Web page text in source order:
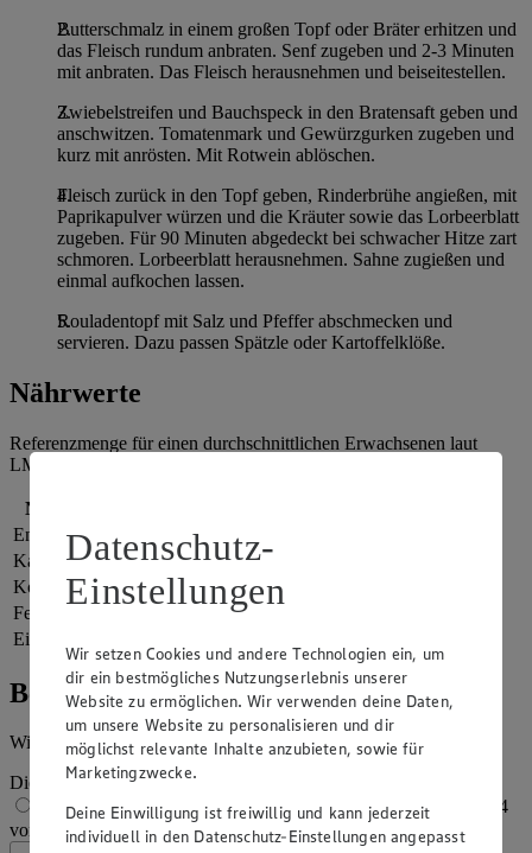
Butterschmalz in einem großen Topf oder Bräter erhitzen und
das Fleisch rundum anbraten. Senf zugeben und 2-3 Minuten
mit anbraten. Das Fleisch herausnehmen und beiseitestellen.
Zwiebelstreifen und Bauchspeck in den Bratensaft geben und
anschwitzen. Tomatenmark und Gewürzgurken zugeben und
kurz mit anrösten. Mit Rotwein ablöschen.
Fleisch zurück in den Topf geben, Rinderbrühe angießen, mit
Paprikapulver würzen und die Kräuter sowie das Lorbeerblatt
zugeben. Für 90 Minuten abgedeckt bei schwacher Hitze zart
schmoren. Lorbeerblatt herausnehmen. Sahne zugießen und
einmal aufkochen lassen.
Rouladentopf mit Salz und Pfeffer abschmecken und
servieren. Dazu passen Spätzle oder Kartoffelklöße.
Nährwerte
Referenzmenge für einen durchschnittlichen Erwachsenen laut
LMIV (8.400 kJ/2.000 kcal).
Nährwerte
Energie
4.791 kj (57 %)
Kalorien
1.145 kcal (57 %)
Kohlenhydrate 8 g
Fett
Eiweiß
Bewertung
Wie hat es dir geschmeckt?
Die Bewertung wird automatisch gespeichert
1 von 5 Sternen
2 von 5 Sternen 3 von 5 Sternen
4
von 5 Sternen
5 von 5 Sternen
Datenschutz-
Einstellungen
Wir setzen Cookies und andere Technologien ein, um
dir ein bestmögliches Nutzungserlebnis unserer
Website zu ermöglichen. Wir verwenden deine Daten,
um unsere Website zu personalisieren und dir
möglichst relevante Inhalte anzubieten, sowie für
Marketingzwecke.
Deine Einwilligung ist freiwillig und kann jederzeit
individuell in den Datenschutz-Einstellungen angepasst